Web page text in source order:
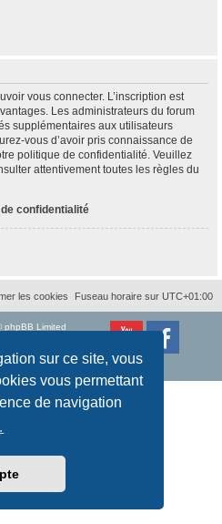
sur ce site, vous
vous permettant
de navigation
vous connecter. L’inscription est
Les administrateurs du forum
supplémentaires aux utilisateurs
vous d’avoir pris connaissance de
politique de confidentialité. Veuillez
attentivement toutes les règles du
confidentialité
Fuseau horaire sur UTC+01:00
les cookies
phpBB Limited